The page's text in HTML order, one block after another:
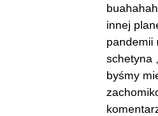
innej
pandemii
schetyna
byśmy